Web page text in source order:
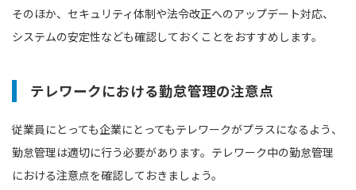
そのほか、セキュリティ体制や法令改正へのアップデート対応、
システムの安定性なども確認しておくことをおすすめします。
テレワークにおける勤怠管理の注意点
従業員にとっても企業にとってもテレワークがプラスになるよう、
勤怠管理は適切に行う必要があります。テレワーク中の勤怠管理
における注意点を確認しておきましょう。